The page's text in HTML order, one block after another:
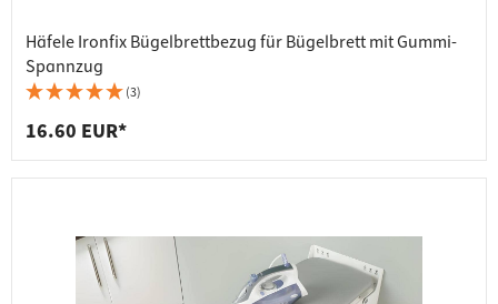
Häfele Ironfix Bügelbrettbezug für Bügelbrett mit Gummi-
Spannzug
(3)
16.60 EUR*